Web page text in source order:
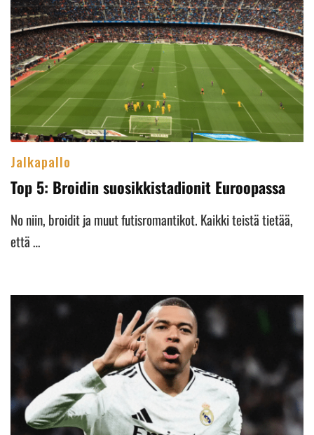
Jalkapallo
Top 5: Broidin suosikkistadionit Euroopassa
No niin, broidit ja muut futisromantikot. Kaikki teistä tietää,
että …